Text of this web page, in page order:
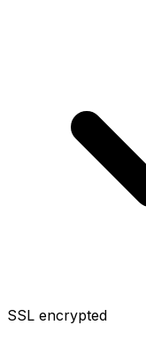
SSL encrypted